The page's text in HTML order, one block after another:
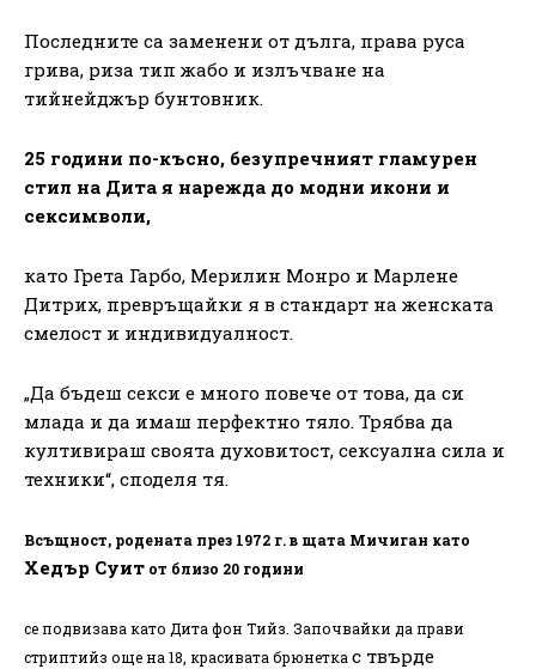
Последните са заменени от дълга, права руса
грива, риза тип жабо и излъчване на
тийнейджър бунтовник.
25 години по-късно, безупречният гламурен
стил на Дита я нарежда до модни икони и
сексимволи,
като Грета Гарбо, Мерилин Монро и Марлене
Дитрих, превръщайки я в стандарт на женската
смелост и индивидуалност.
„Да бъдеш секси е много повече от това, да си
млада и да имаш перфектно тяло. Трябва да
култивираш своята духовитост, сексуална сила и
техники“, споделя тя.
Всъщност, родената през 1972 г. в щата Мичиган като
Хедър Суит от близо 20 години
се подвизава като Дита фон Тийз. Започвайки да прави
стриптийз още на 18, красивата брюнетка с твърде